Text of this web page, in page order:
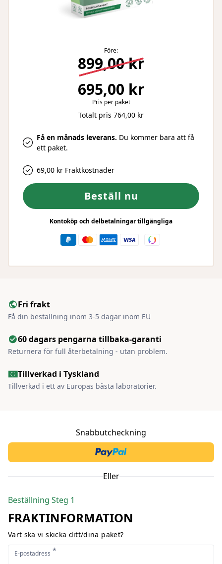
Före:
899,00 kr
695,00 kr
Pris per paket
Totalt pris 764,00 kr
Få en månads leverans. Du kommer bara att få
ett paket.
69,00 kr Fraktkostnader
Beställ nu
Kontoköp och delbetalningar tillgängliga
Fri frakt
Få din beställning inom 3-5 dagar inom EU
60 dagars pengarna tillbaka-garanti
Returnera för full återbetalning - utan problem.
Tillverkad i Tyskland
Tillverkad i ett av Europas bästa laboratorier.
Snabbutcheckning
Eller
Beställning Steg 1
FRAKTINFORMATION
Vart ska vi skicka ditt/dina paket?
E-postadress *